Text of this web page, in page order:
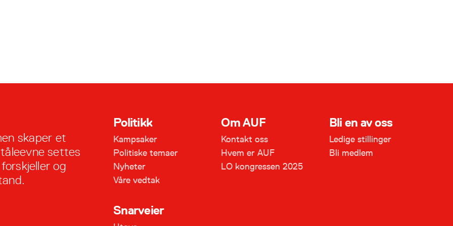
skaper et
settes
og
Politikk
Kampsaker
Politiske temaer
Nyheter
Våre vedtak
Om AUF
Kontakt oss
Hvem er AUF
LO kongressen 2025
Bli en av oss
Ledige stillinger
Bli medlem
Snarveier